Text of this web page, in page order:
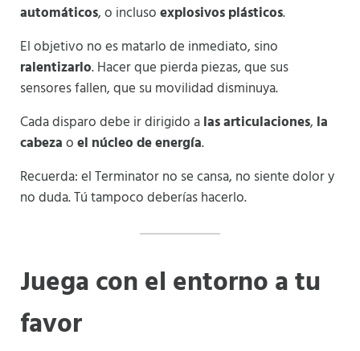
automáticos, o inclusoexplosivos plásticos.
El objetivo no es matarlo de inmediato, sino
ralentizarlo. Hacer que pierda piezas, que sus
sensores fallen, que su movilidad disminuya.
Cada disparo debe ir dirigido alas articulaciones, la
cabezaoel núcleo de energía.
Recuerda: el Terminator no se cansa, no siente dolor y
no duda. Tú tampoco deberías hacerlo.
Juega con el entorno a tu
favor